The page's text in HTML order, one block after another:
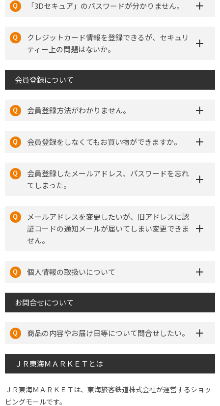
「3Dセキュア」のパスワードが分かりません。
クレジットカード情報を登録できるが、セキュリ
ティー上の問題はないか。
会員登録について
会員登録方法がわかりません。
会員登録をしなくてもお買い物ができますか。
会員登録したメールアドレス、パスワードを忘れ
てしまった。
メールアドレスを変更したいが、旧アドレスに認
証コードの通知メールが届いてしまい変更できま
せん。
個人情報の取扱いについて
お問合せについて
商品の内容やお届け日等について問合せしたい。
ＪＲ東海ＭＡＲＫＥＴとは
ＪＲ東海ＭＡＲＫＥＴは、東海旅客鉄道株式会社が運営するショッ
ピングモールです。